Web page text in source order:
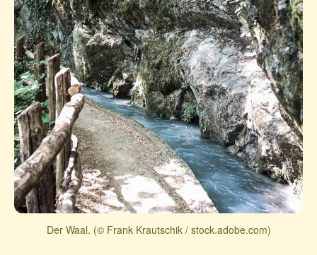
Der Waal. (© Frank Krautschik / stock.adobe.com)